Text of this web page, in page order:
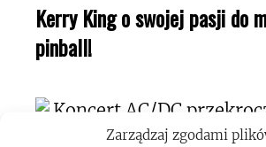
Zarządzaj zgodami
Kerry King o swojej pasji do
pinball!